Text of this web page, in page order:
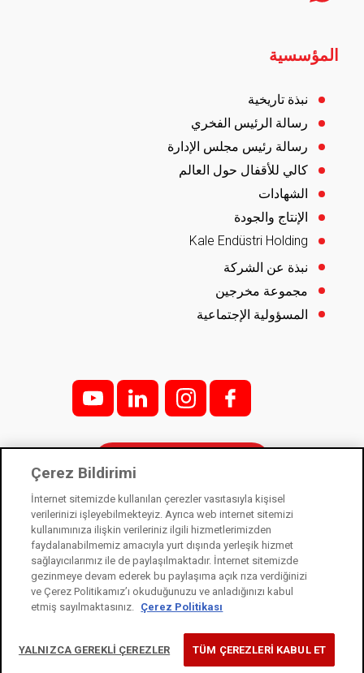
المؤسسية
نبذة تاريخية
رسالة الرئيس الفخري
رسالة رئيس مجلس الإدارة
كالي للأقفال حول العالم
الشهادات
الإنتاج والجودة
Kale Endüstri Holding
نبذة عن الشركة
مجموعة مخرجين
المسؤولية الإجتماعية
f;
i;
l
y
كاله كيليت شركة تابعة لشركة كاليه إندستري القابضة. 2021 ©
قانون حماية البيانات الشخصية
خدمات مجتمع المعلومات
شعار استخدام ملفات تعريف الارتباط
Çerez Bildirimi
İnternet sitemizde kullanılan çerezler vasıtasıyla kişisel
verilerinizi işleyebilmekteyiz. Ayrıca web internet sitemizi
kullanımınıza ilişkin verileriniz ilgili hizmetlerimizden
faydalanabilmemiz amacıyla yurt dışında yerleşik hizmet
sağlayıcılarımız ile de paylaşılmaktadır. İnternet sitemizde
gezinmeye devam ederek bu paylaşıma açık rıza verdiğinizi
ve Çerez Politikamız’ı okuduğunuzu ve anladığınızı kabul
etmiş sayılmaktasınız. Çerez Politikası
YALNIZCA GEREKLİ ÇEREZLER TÜM ÇEREZLERİ KABUL ET